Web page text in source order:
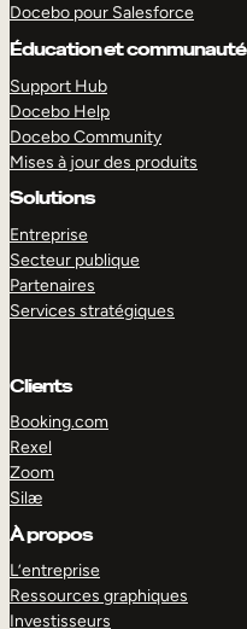
Docebo pour Salesforce
Éducation et communauté
Support Hub
Docebo Help
Docebo Community
Mises à jour des produits
Solutions
Entreprise
Secteur publique
Partenaires
Services stratégiques
Clients
Booking.com
Rexel
Zoom
Silæ
À propos
L’entreprise
Ressources graphiques
Investisseurs